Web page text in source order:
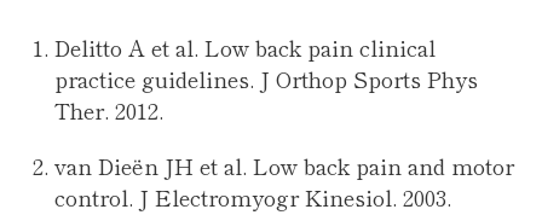
Delitto A et al. Low back pain clinical
practice guidelines. J Orthop Sports Phys
Ther. 2012.
van Dieën JH et al. Low back pain and motor
control. J Electromyogr Kinesiol. 2003.